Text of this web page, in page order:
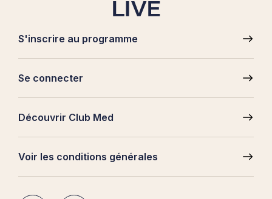
page
S'inscrire au programme
Se connecter
Découvrir Club Med
Voir les conditions générales